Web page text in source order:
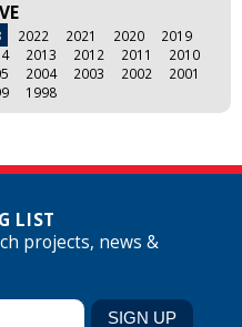
2022 2021 2020
2019
2013 2012 2011
2010
2004 2003 2002
2001
1998
LIST
projects, news &